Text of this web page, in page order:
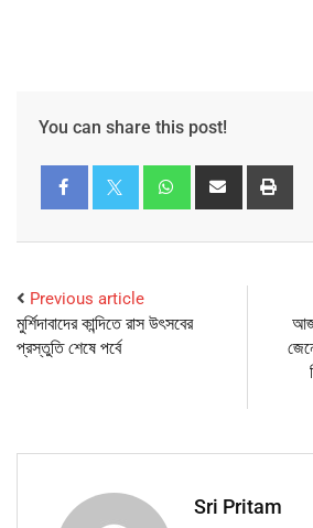
You can share this post!
Previous article
মুর্শিদাবাদের কান্দিতে রাস উৎসবের
প্রস্তুতি শেষে পর্বে
Sri Pritam